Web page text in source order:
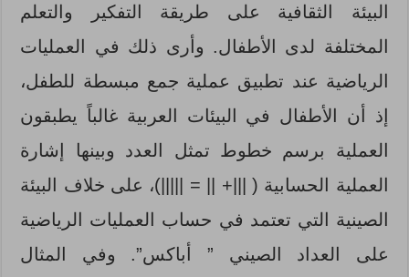
البيئة الثقافية على طريقة التفكير والتعلم
المختلفة لدى الأطفال. وأرى ذلك في العمليات
الرياضية عند تطبيق عملية جمع مبسطة للطفل،
إذ أن الأطفال في البيئات العربية غالباً يطبقون
العملية برسم خطوط تمثل العدد وبينها إشارة
العملية الحسابية ( |||+ || = |||||)، على خلاف البيئة
الصينية التي تعتمد في حساب العمليات الرياضية
على العداد الصيني ” أباكس”. وفي المثال